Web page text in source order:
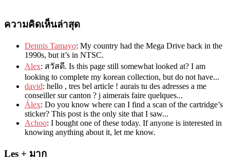
ความคิดเห็นล่าสุด
Dennis Tamayo: My country had the Mega Drive back in the
1990s, but it’s in NTSC.
Alex: สวัสดี. Is this page still somewhat looked at? I am
looking to complete my korean collection, but do not have...
david: hello , tres bel article ! aurais tu des adresses a me
conseiller sur canton ? j aimerais faire quelques...
Álex: Do you know where can I find a scan of the cartridge’s
sticker? This post is the only site that I saw...
Achoo: I bought one of these today. If anyone is interested in
knowing anything about it, let me know.
Les + มาก